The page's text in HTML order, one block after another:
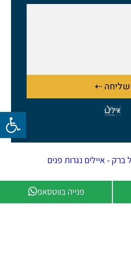
פתח
שליחה ⇠
ברק - איילים נגרות פנים
פנייה בווטסאפ